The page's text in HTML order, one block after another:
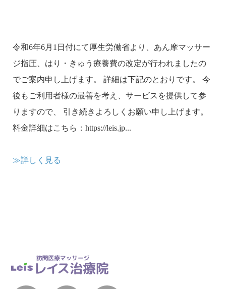
令和6年6月1日付にて厚生労働省より、あん摩マッサー
ジ指圧、はり・きゅう療養費の改定が行われましたの
でご案内申し上げます。 詳細は下記のとおりです。 今
後もご利用者様の最善を考え、サービスを提供して参
りますので、 引き続きよろしくお願い申し上げます。
料金詳細はこちら：https://leis.jp...
≫詳しく見る